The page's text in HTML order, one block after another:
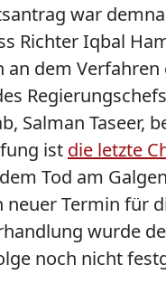
war
Richter Iqbal
an dem Verfahren
Salman Taseer,
ist die letzte
Tod am
neuer Termin für
wurde
noch nicht